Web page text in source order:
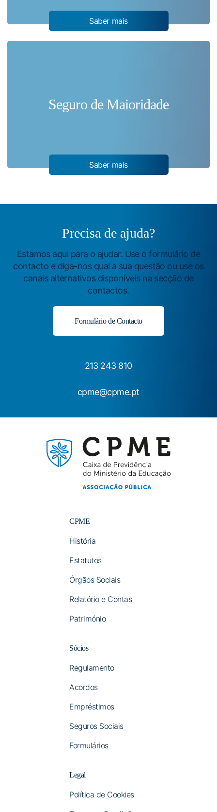
Saber mais
Seguro de Maioridade
Saber mais
Precisa de ajuda?
Estamos aqui para o ajudar. Use o formulário de
contacto e diga-nos qual a sua questão ou use os
canais alternativos disponíveis na secção de
contactos.
Formulário de Contacto
213 243 810
cpme@cpme.pt
CPME
História
Estatutos
Órgãos Sociais
Relatório e Contas
Património
Sócios
Regulamento
Acordos
Empréstimos
Seguros Sociais
Formulários
Legal
Política de Cookies